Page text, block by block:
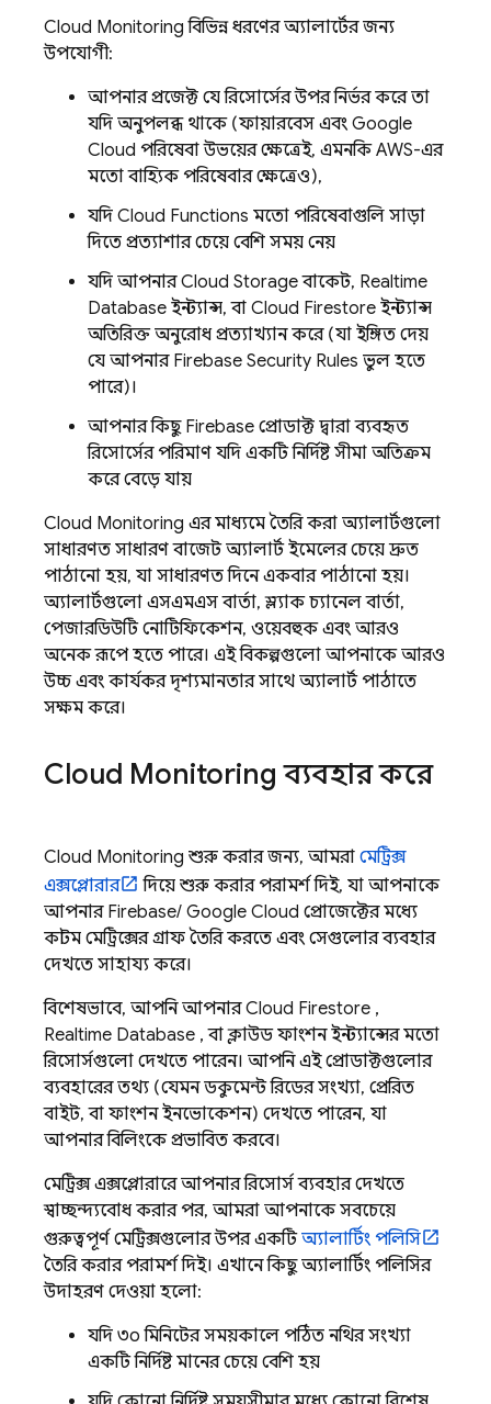
Cloud Monitoring বিভিন্ন ধরণের অ্যালার্টের জন্য
উপযোগী:
আপনার প্রজেক্ট যে রিসোর্সের উপর নির্ভর করে তা
যদি অনুপলব্ধ থাকে (ফায়ারবেস এবং Google
Cloud পরিষেবা উভয়ের ক্ষেত্রেই, এমনকি AWS-এর
মতো বাহ্যিক পরিষেবার ক্ষেত্রেও),
যদি Cloud Functions মতো পরিষেবাগুলি সাড়া
দিতে প্রত্যাশার চেয়ে বেশি সময় নেয়
যদি আপনারCloud Storageবাকেট, Realtime
Database ইনস্ট্যান্স, বা Cloud Firestore ইনস্ট্যান্স
অতিরিক্ত অনুরোধ প্রত্যাখ্যান করে (যা ইঙ্গিত দেয়
যে আপনার Firebase Security Rules ভুল হতে
পারে)।
আপনার কিছু Firebase প্রোডাক্ট দ্বারা ব্যবহৃত
রিসোর্সের পরিমাণ যদি একটি নির্দিষ্ট সীমা অতিক্রম
করে বেড়ে যায়
Cloud Monitoring এর মাধ্যমে তৈরি করা অ্যালার্টগুলো
সাধারণত সাধারণ বাজেট অ্যালার্ট ইমেলের চেয়ে দ্রুত
পাঠানো হয়, যা সাধারণত দিনে একবার পাঠানো হয়।
অ্যালার্টগুলো এসএমএস বার্তা, স্ল্যাক চ্যানেল বার্তা,
পেজারডিউটি ​​নোটিফিকেশন, ওয়েবহুক এবং আরও
অনেক রূপে হতে পারে। এই বিকল্পগুলো আপনাকে আরও
উচ্চ এবং কার্যকর দৃশ্যমানতার সাথে অ্যালার্ট পাঠাতে
সক্ষম করে।
Cloud Monitoring ব্যবহার করে
Cloud Monitoring শুরু করার জন্য, আমরা মেট্রিক্স
এক্সপ্লোরার
দিয়ে শুরু করার পরামর্শ দিই, যা আপনাকে
আপনার Firebase/ Google Cloud প্রোজেক্টের মধ্যে
কাস্টম মেট্রিক্সের গ্রাফ তৈরি করতে এবং সেগুলোর ব্যবহার
দেখতে সাহায্য করে।
বিশেষভাবে, আপনি আপনারCloud Firestore ,
Realtime Database , বা ক্লাউড ফাংশন ইনস্ট্যান্সের মতো
রিসোর্সগুলো দেখতে পারেন। আপনি এই প্রোডাক্টগুলোর
ব্যবহারের তথ্য (যেমন ডকুমেন্ট রিডের সংখ্যা, প্রেরিত
বাইট, বা ফাংশন ইনভোকেশন) দেখতে পারেন, যা
আপনার বিলিংকে প্রভাবিত করবে।
মেট্রিক্স এক্সপ্লোরারে আপনার রিসোর্স ব্যবহার দেখতে
স্বাচ্ছন্দ্যবোধ করার পর, আমরা আপনাকে সবচেয়ে
গুরুত্বপূর্ণ মেট্রিক্সগুলোর উপর একটিঅ্যালার্টিং পলিসি
তৈরি করার পরামর্শ দিই। এখানে কিছু অ্যালার্টিং পলিসির
উদাহরণ দেওয়া হলো:
যদি ৩০ মিনিটের সময়কালে পঠিত নথির সংখ্যা
একটি নির্দিষ্ট মানের চেয়ে বেশি হয়